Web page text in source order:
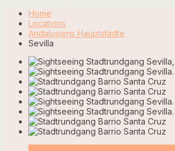
Home
Locations
Andalusiens Hauptstädte
Sevilla